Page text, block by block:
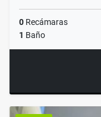
0 Recámaras
1 Baño